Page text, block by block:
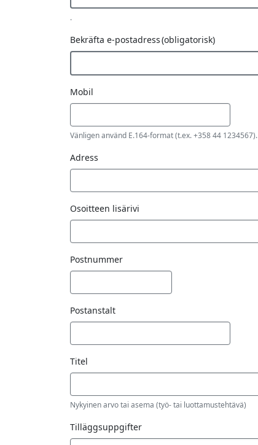
.
Bekräfta e-postadress(obligatorisk)
Mobil
Vänligen använd E.164-format (t.ex. +358 44 1234567).
Adress
Osoitteen lisärivi
Postnummer
Postanstalt
Titel
Nykyinen arvo tai asema (työ- tai luottamustehtävä)
Tilläggsuppgifter